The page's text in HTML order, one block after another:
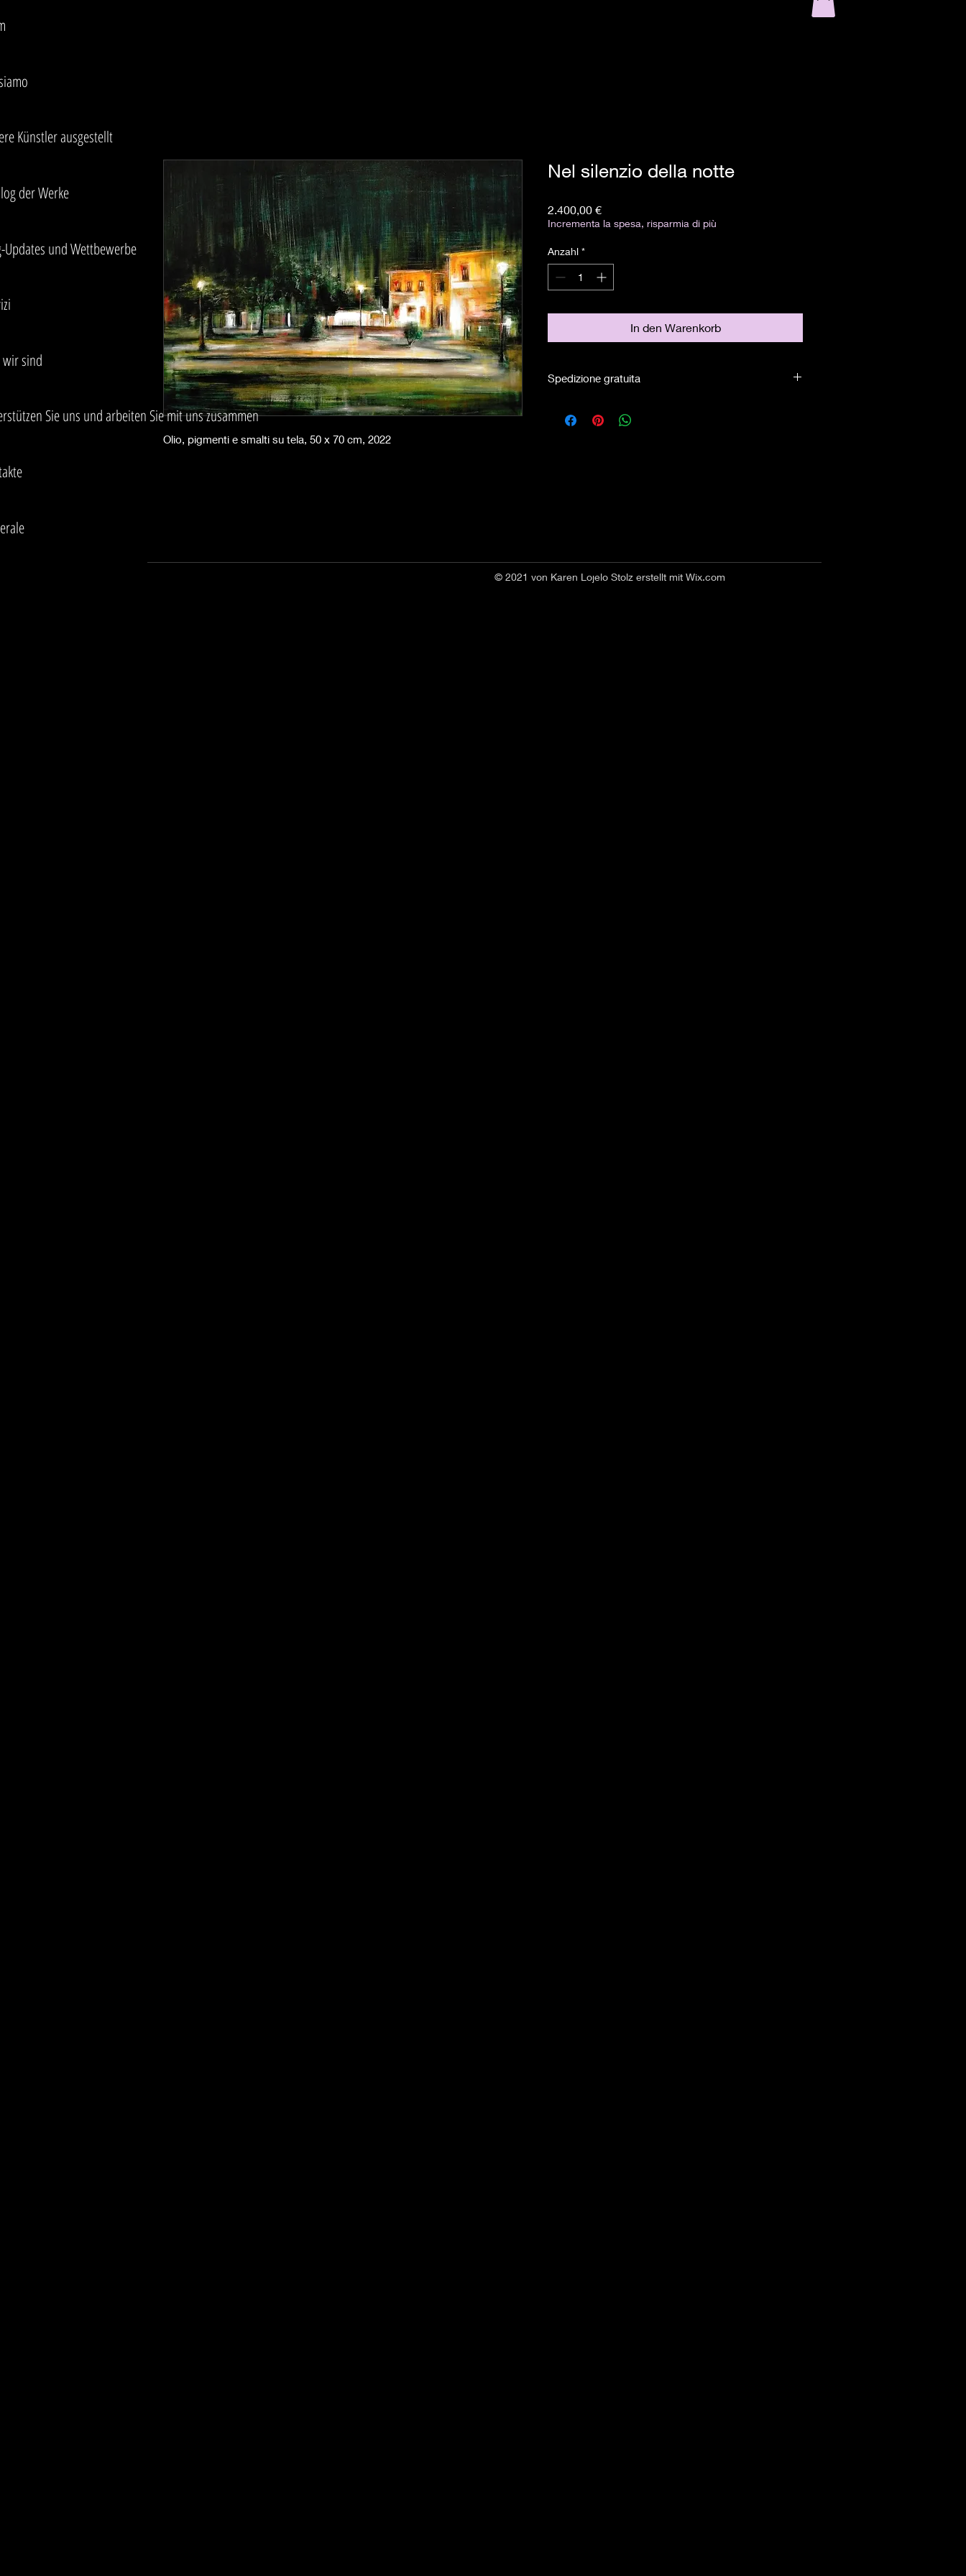
Olio, pigmenti e smalti su tela, 50 x 70 cm, 2022
Nel silenzio della notte
2.400,00 €Preis
Incrementa la spesa, risparmia di più
Anzahl *
In den Warenkorb
Spedizione gratuita
Künstler ausgestellt
der Werke
Updates und Wettbewerbe
sind
Sie uns und arbeiten Sie mit uns zusammen
© 2021 von Karen Lojelo Stolz erstellt mit Wix.com